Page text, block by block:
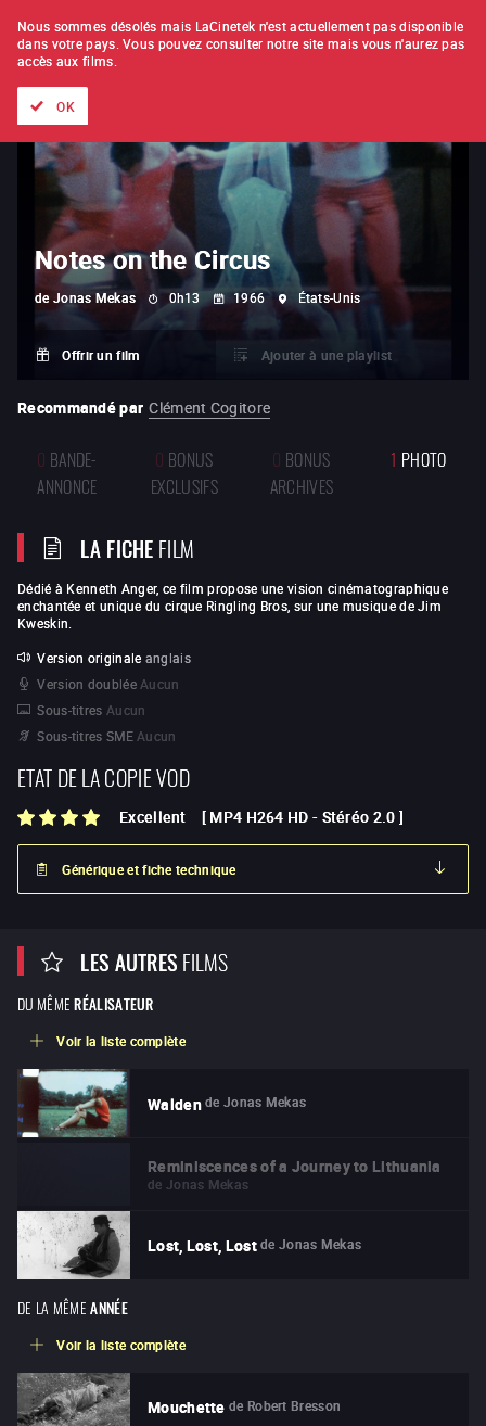
À L'UNITÉ ABONNEMENT
Notes on the Circus
de Jonas Mekas 0h13 1966 États-Unis
Offrir un film Ajouter à une playlist
Recommandé par Clément Cogitore
0 BANDE-
ANNONCE
0 BONUS
EXCLUSIFS
0 BONUS
ARCHIVES
1 PHOTO
LA FICHEFILM
Dédié à Kenneth Anger, ce film propose une vision cinématographique
enchantée et unique du cirque Ringling Bros, sur une musique de Jim
Kweskin.
Version originale anglais
Version doublée Aucun
Sous-titres Aucun
Sous-titres SME Aucun
ETAT DE LA COPIE VOD
Excellent [ MP4 H264 HD - Stéréo 2.0 ]
Générique et fiche technique
LES AUTRESFILMS
DU MÊME RÉALISATEUR
Voir la liste complète
Walden de Jonas Mekas
Reminiscences of a Journey to Lithuania
de Jonas Mekas
Lost, Lost, Lost de Jonas Mekas
DE LA MÊME ANNÉE
Voir la liste complète
Mouchette de Robert Bresson
Nous sommes désolés mais LaCinetek n'est actuellement pas disponible
dans votre pays. Vous pouvez consulter notre site mais vous n'aurez pas
accès aux films.
OK